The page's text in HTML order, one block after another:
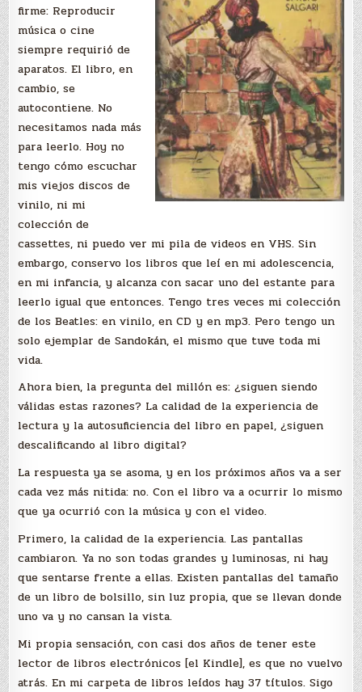
firme: Reproducir
música o cine
siempre requirió de
aparatos. El libro, en
cambio, se
autocontiene. No
necesitamos nada más
para leerlo. Hoy no
tengo cómo escuchar
mis viejos discos de
vinilo, ni mi
colección de
cassettes, ni puedo ver mi pila de videos en VHS. Sin
embargo, conservo los libros que leí en mi adolescencia,
en mi infancia, y alcanza con sacar uno del estante para
leerlo igual que entonces. Tengo tres veces mi colección
de los Beatles: en vinilo, en CD y en mp3. Pero tengo un
solo ejemplar de Sandokán, el mismo que tuve toda mi
vida.
Ahora bien, la pregunta del millón es: ¿siguen siendo
válidas estas razones? La calidad de la experiencia de
lectura y la autosuficiencia del libro en papel, ¿siguen
descalificando al libro digital?
La respuesta ya se asoma, y en los próximos años va a ser
cada vez más nitida: no. Con el libro va a ocurrir lo mismo
que ya ocurrió con la música y con el video.
Primero, la calidad de la experiencia. Las pantallas
cambiaron. Ya no son todas grandes y luminosas, ni hay
que sentarse frente a ellas. Existen pantallas del tamaño
de un libro de bolsillo, sin luz propia, que se llevan donde
uno va y no cansan la vista.
Mi propia sensación, con casi dos años de tener este
lector de libros electrónicos [el Kindle], es que no vuelvo
atrás. En mi carpeta de libros leídos hay 37 títulos. Sigo